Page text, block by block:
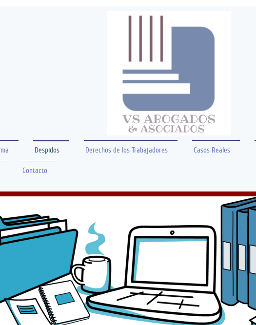
Despidos Derechos de los Trabajadores Casos Reales
Contacto